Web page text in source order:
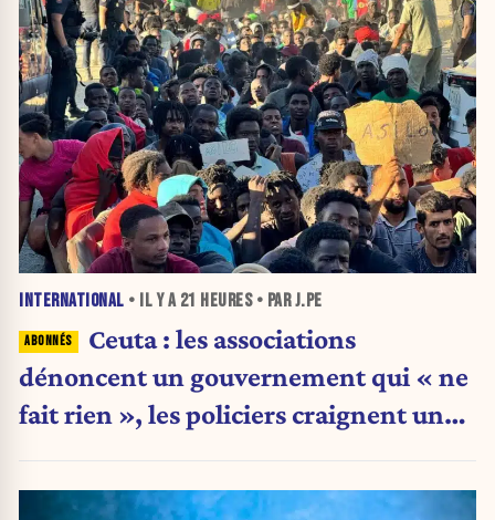
INTERNATIONAL • IL Y A 21 HEURES• PAR J.PE
Ceuta : les associations
dénoncent un gouvernement qui « ne
fait rien », les policiers craignent une